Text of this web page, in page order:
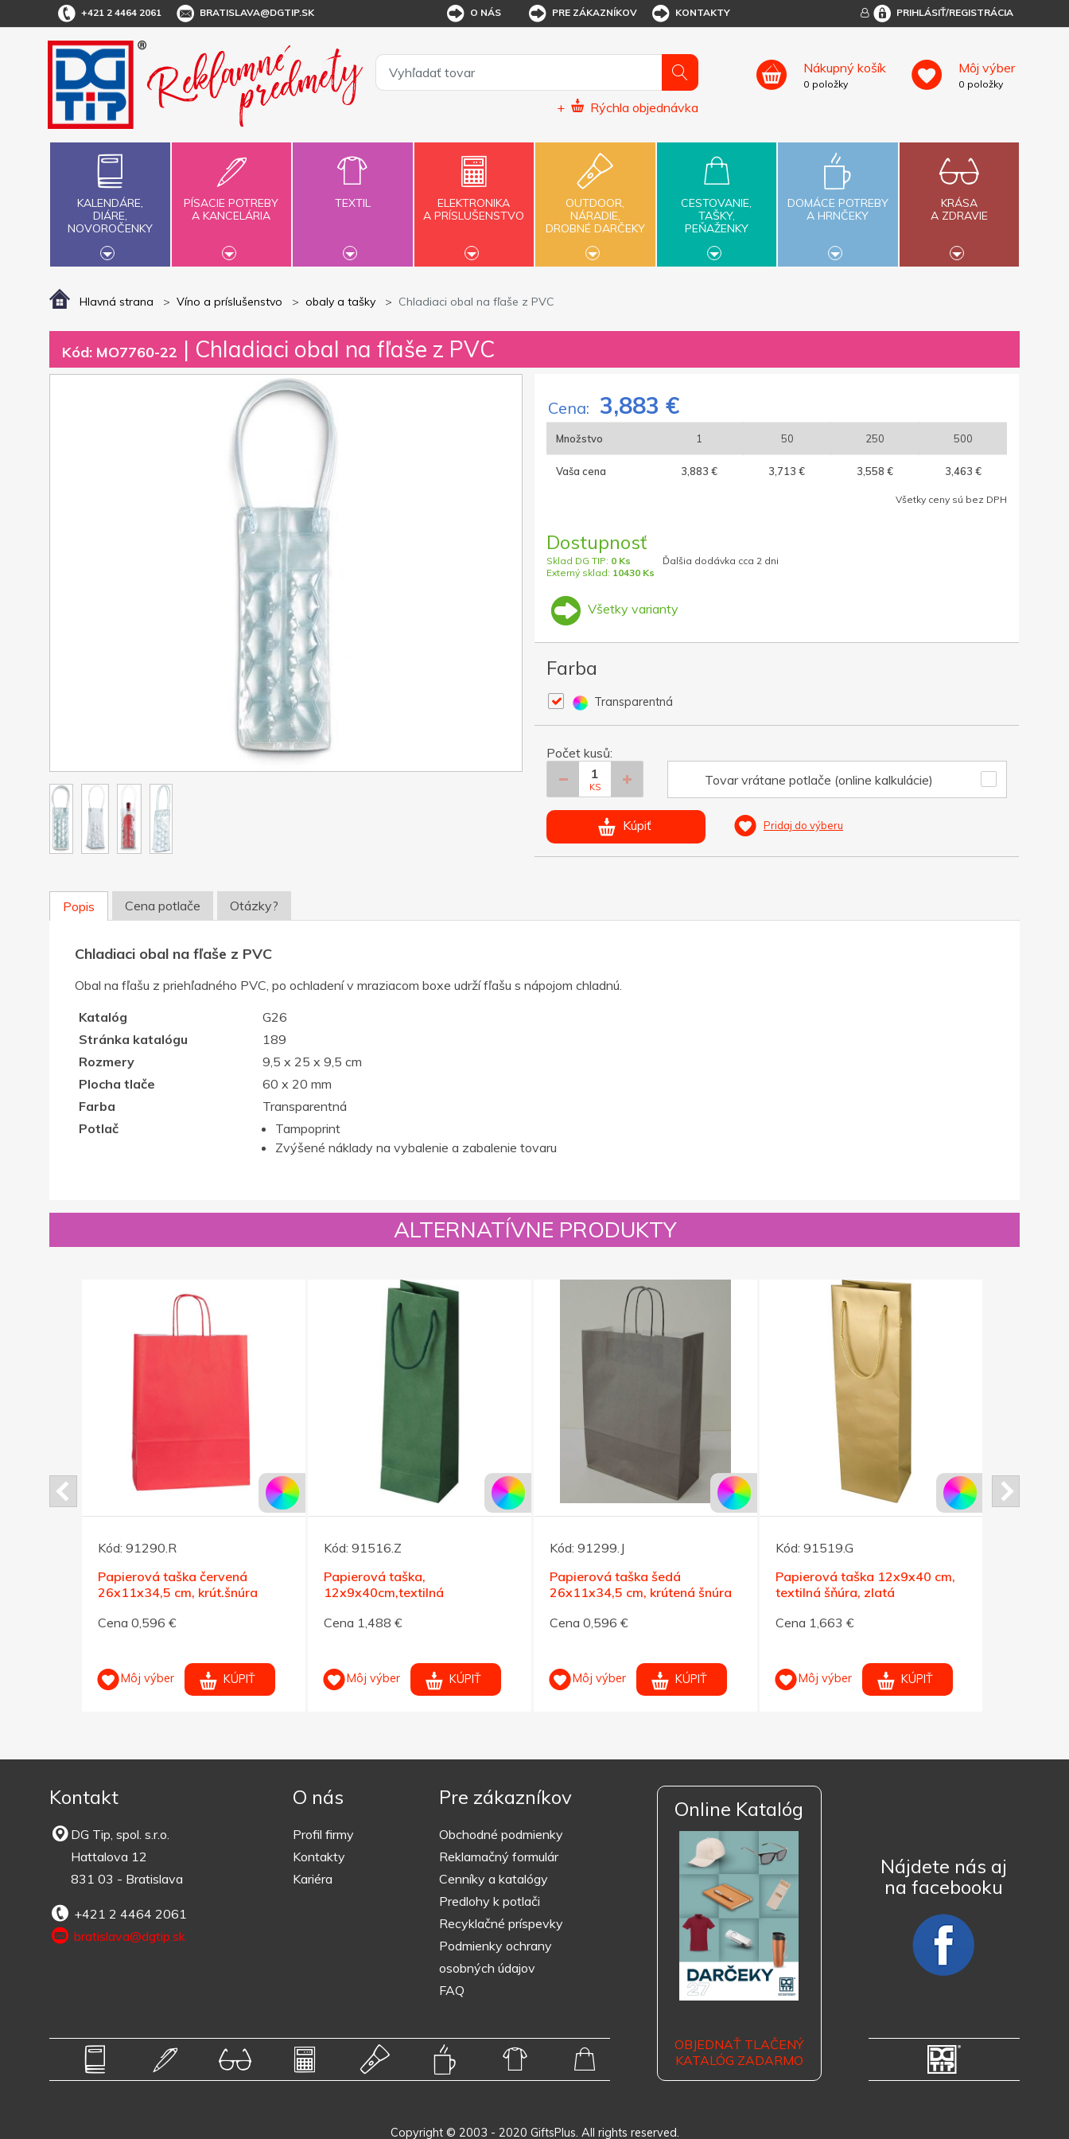
+421 2 4464 2061 BRATISLAVA@DGTIP.SK O NÁS PRE ZÁKAZNÍKOV KONTAKTY PRIHLÁSIŤ/REGISTRÁCIA
+ Rýchla objednávka
Nákupný košík
0 položky
Môj výber
0 položky
KALENDÁRE,
DIÁRE,
NOVOROČENKY
PÍSACIE POTREBY
A KANCELÁRIA
TEXTIL
ELEKTRONIKA
A PRÍSLUŠENSTVO
OUTDOOR,
NÁRADIE,
DROBNÉ DARČEKY
CESTOVANIE,
TAŠKY,
PEŇAŽENKY
DOMÁCE POTREBY
A HRNČEKY
KRÁSA
A ZDRAVIE
Hlavná strana Víno a príslušenstvo obaly a tašky Chladiaci obal na fľaše z PVC
Kód: MO7760-22 | Chladiaci obal na fľaše z PVC
Cena: 3,883 €
Množstvo 1 50 250 500
Vaša cena 3,883 € 3,713 € 3,558 € 3,463 €
Všetky ceny sú bez DPH
Dostupnosť
Sklad DG TIP: 0 Ks
Externý sklad: 10430 Ks
Ďalšia dodávka cca 2 dni
Všetky varianty
Farba
Transparentná
Počet kusů:
KS Tovar vrátane potlače (online kalkulácie)
Kúpiť Pridaj do výberu
Popis Cena potlače Otázky?
Chladiaci obal na fľaše z PVC
Obal na fľašu z priehľadného PVC, po ochladení v mraziacom boxe udrží fľašu s nápojom chladnú.
Katalóg
G26
Stránka katalógu
189
Rozmery
9,5 x 25 x 9,5 cm
Plocha tlače
60 x 20 mm
Farba
Transparentná
Potlač
Tampoprint
Zvýšené náklady na vybalenie a zabalenie tovaru
ALTERNATÍVNE PRODUKTY
Kód: 91290.R
Papierová taška červená
26x11x34,5 cm, krút.šnúra
Cena 0,596 €
Môj výber KÚPIŤ
Kód: 91516.Z
Papierová taška,
12x9x40cm,textilná
Cena 1,488 €
Môj výber KÚPIŤ
Kód: 91299.J
Papierová taška šedá
26x11x34,5 cm, krútená šnúra
Cena 0,596 €
Môj výber KÚPIŤ
Kód: 91519.G
Papierová taška 12x9x40 cm,
textilná šňúra, zlatá
Cena 1,663 €
Môj výber KÚPIŤ
Kontakt
DG Tip, spol. s.r.o.
Hattalova 12
831 03 - Bratislava
+421 2 4464 2061
bratislava@dgtip.sk
O nás
Profil firmy
Kontakty
Kariéra
Pre zákazníkov
Obchodné podmienky
Reklamačný formulár
Cenníky a katalógy
Predlohy k potlači
Recyklačné príspevky
Podmienky ochrany
osobných údajov
FAQ
Online Katalóg
OBJEDNAŤ TLAČENÝ
KATALÓG ZADARMO
Nájdete nás aj
na facebooku
Copyright © 2003 - 2020 GiftsPlus. All rights reserved.